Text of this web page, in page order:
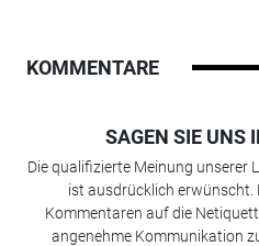
KOMMENTARE
SAGEN SIE UNS
Die qualifizierte Meinung unserer
ist ausdrücklich erwünscht.
Kommentaren auf die
angenehme Kommunikation